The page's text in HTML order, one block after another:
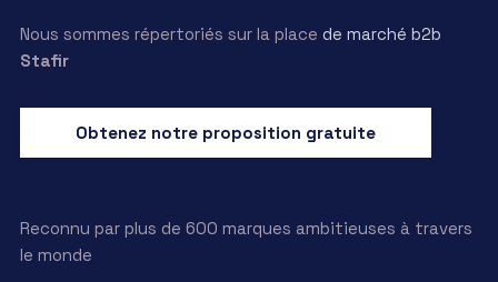
Nous sommes répertoriés sur la place de marché b2b
Stafir
Obtenez notre proposition gratuite
Reconnu par plus de 600 marques ambitieuses à travers
le monde